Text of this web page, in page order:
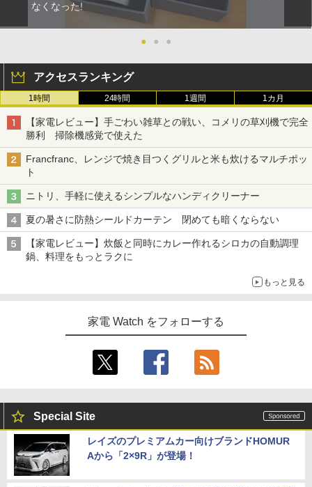
なくなった!
● ● ●
アクセスランキング
1時間 24時間 1週間 1カ月
【家電レビュー】手ごわい雑草との戦い、コメリの草刈機で完全
勝利 掃除機感覚で使えた
Francfranc、レンジで焼き目つくグリルと米も炊けるマルチポッ
ト
ニトリ、手軽に使えるシンプルなハンディクリーナー
夏の暑さに防熱シールドカーテン 閉めても暗くならない
【家電レビュー】炊飯と同時にカレー作れるシロカの自動調理
鍋、料理をもっとラクに
もっと見る
家電 Watch をフォローする
Special Site
レイズのプレミアムカー向けブランドHOMUR
Aから「2×9R」が登場！